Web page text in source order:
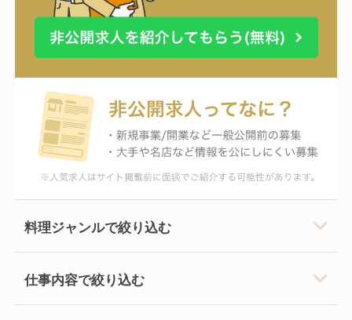
料理ジャンルで絞り込む
仕事内容で絞り込む